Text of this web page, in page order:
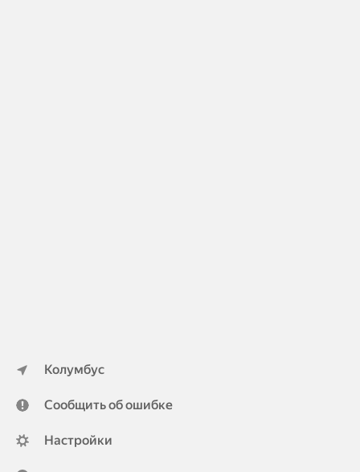
Колумбус
Сообщить об ошибке
Настройки